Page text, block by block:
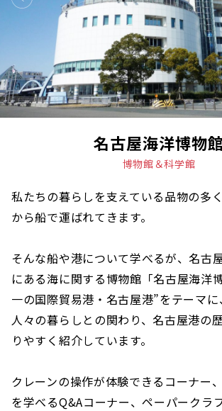
名古屋海洋博物
博物館＆科学館
私たちの暮らしを支えている品物の多
から船で運ばれてきます。
そんな船や港について学べるが、名古
にある海に関する博物館「名古屋海洋
一の国際貿易港・名古屋港”をテーマ
人々の暮らしとの関わり、名古屋港の
りやすく紹介しています。
クレーンの操作が体験できるコーナー
を学べるQ&Aコーナー、ペーパークラ